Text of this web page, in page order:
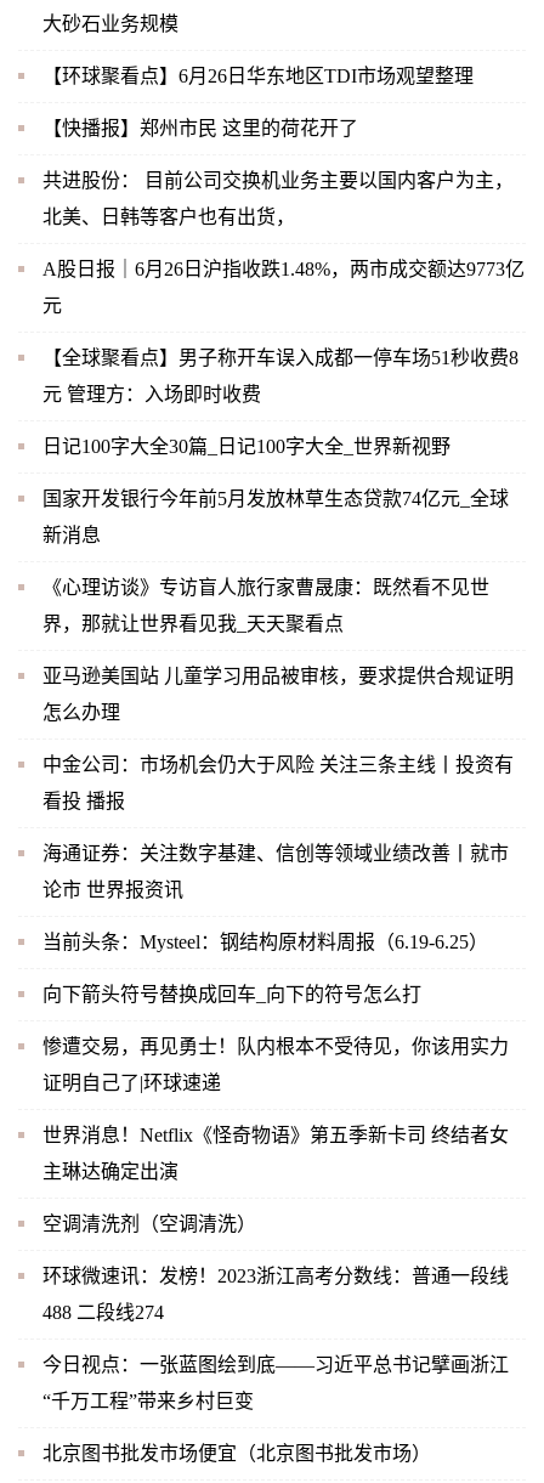
大砂石业务规模
【环球聚看点】6月26日华东地区TDI市场观望整理
【快播报】郑州市民 这里的荷花开了
共进股份： 目前公司交换机业务主要以国内客户为主，
北美、日韩等客户也有出货，
A股日报｜6月26日沪指收跌1.48%，两市成交额达9773亿
元
【全球聚看点】男子称开车误入成都一停车场51秒收费8
元 管理方：入场即时收费
日记100字大全30篇_日记100字大全_世界新视野
国家开发银行今年前5月发放林草生态贷款74亿元_全球
新消息
《心理访谈》专访盲人旅行家曹晟康：既然看不见世
界，那就让世界看见我_天天聚看点
亚马逊美国站 儿童学习用品被审核，要求提供合规证明
怎么办理
中金公司：市场机会仍大于风险 关注三条主线丨投资有
看投 播报
海通证券：关注数字基建、信创等领域业绩改善丨就市
论市 世界报资讯
当前头条：Mysteel：钢结构原材料周报（6.19-6.25）
向下箭头符号替换成回车_向下的符号怎么打
惨遭交易，再见勇士！队内根本不受待见，你该用实力
证明自己了|环球速递
世界消息！Netflix《怪奇物语》第五季新卡司 终结者女
主琳达确定出演
空调清洗剂（空调清洗）
环球微速讯：发榜！2023浙江高考分数线：普通一段线
488 二段线274
今日视点：一张蓝图绘到底——习近平总书记擘画浙江
“千万工程”带来乡村巨变
北京图书批发市场便宜（北京图书批发市场）